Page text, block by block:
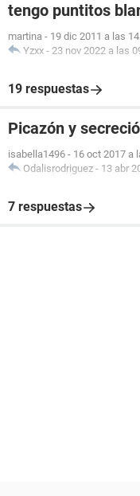
tengo puntitos
martina - 19 dic 2011 a las
Yzxx - 23 nov 2022 a las
19 respuestas
Picazón y
isabella1496 - 16 oct 2017 a
Odalisrodriguez - 13 abr
7 respuestas